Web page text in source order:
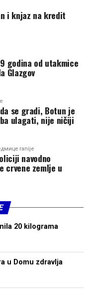
u City molu, te
bilo kakvu
na osnovu brojnih
fotografije, a
tada dvojice
centru KC
najavilo da će
i knjaz na kredit
godina od utakmice
Glazgov
se gradi, Botun je
ulagati, nije ničiji
ranije
navodno
crvene zemlje u
20 kilograma
u Domu zdravlja